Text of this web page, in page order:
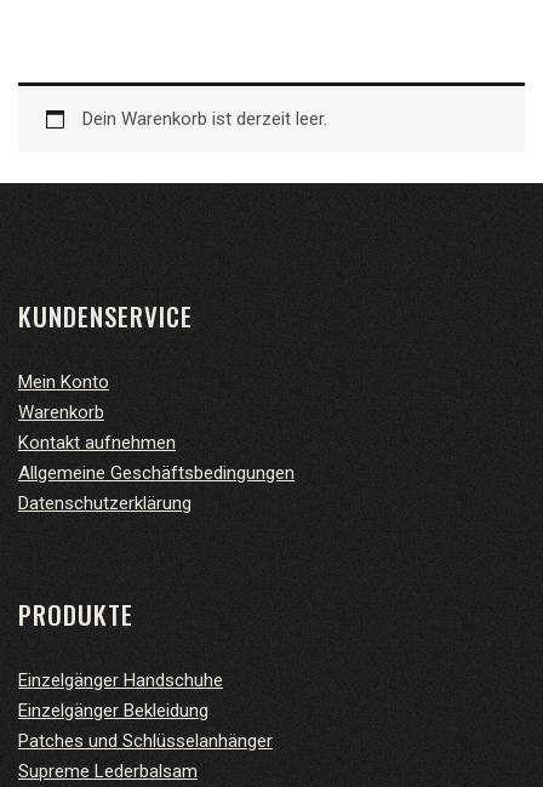
Dein Warenkorb ist derzeit leer.
Zurück zum Shop
KUNDENSERVICE
Mein Konto
Warenkorb
Kontakt aufnehmen
Allgemeine Geschäftsbedingungen
Datenschutzerklärung
PRODUKTE
Einzelgänger Handschuhe
Einzelgänger Bekleidung
Patches und Schlüsselanhänger
Supreme Lederbalsam